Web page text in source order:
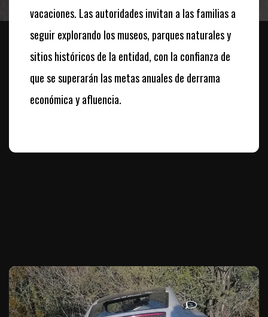
vacaciones. Las autoridades invitan a las familias a
seguir explorando los museos, parques naturales y
sitios históricos de la entidad, con la confianza de
que se superarán las metas anuales de derrama
económica y afluencia.